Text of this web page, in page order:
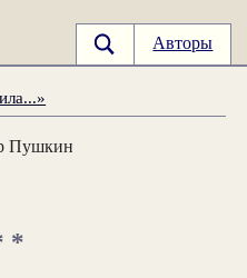
Авторы
Пушкин
*